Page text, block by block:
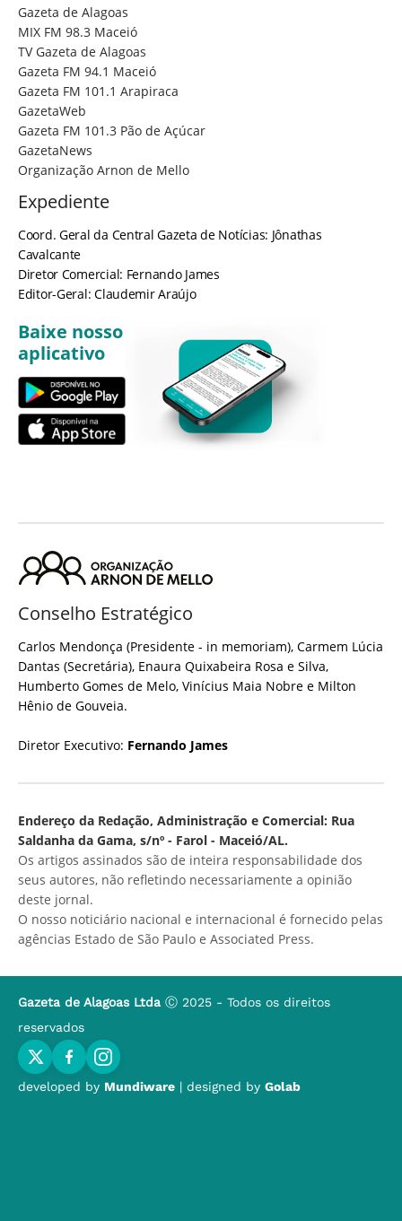
Gazeta de Alagoas
MIX FM 98.3 Maceió
TV Gazeta de Alagoas
Gazeta FM 94.1 Maceió
Gazeta FM 101.1 Arapiraca
GazetaWeb
Gazeta FM 101.3 Pão de Açúcar
GazetaNews
Organização Arnon de Mello
Expediente
Coord. Geral da Central Gazeta de Notícias: Jônathas
Cavalcante
Diretor Comercial: Fernando James
Editor-Geral: Claudemir Araújo
Baixe nosso
aplicativo
Conselho Estratégico
Carlos Mendonça (Presidente - in memoriam), Carmem Lúcia
Dantas (Secretária), Enaura Quixabeira Rosa e Silva,
Humberto Gomes de Melo, Vinícius Maia Nobre e Milton
Hênio de Gouveia.
Diretor Executivo: Fernando James
Endereço da Redação, Administração e Comercial: Rua
Saldanha da Gama, s/nº - Farol - Maceió/AL.
Os artigos assinados são de inteira responsabilidade dos
seus autores, não refletindo necessariamente a opinião
deste jornal.
O nosso noticiário nacional e internacional é fornecido pelas
agências Estado de São Paulo e Associated Press.
Gazeta de Alagoas Ltda Ⓒ 2025 - Todos os direitos
reservados
developed by Mundiware | designed by Golab